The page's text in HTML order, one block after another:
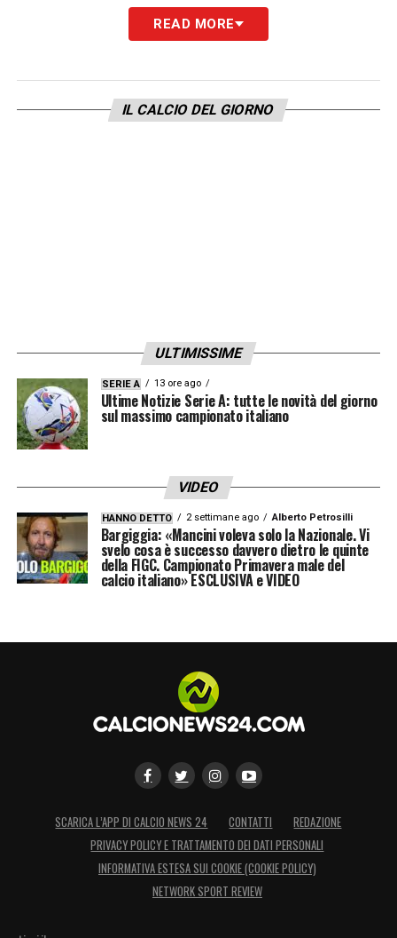
quando sei alla Juventus la percepisci in
ogni angolo della Continassa. Dobbiamo
riuscirci anche al Mondiale. Sicuramente
superare il girone è un obiettivo, poi si
READ MORE
IL CALCIO DEL GIORNO
ULTIMISSIME
SERIE A 13 ore ago
Ultime Notizie Serie A: tutte le novità del giorno
sul massimo campionato italiano
VIDEO
HANNO DETTO 2 settimane ago Alberto Petrosilli
Bargiggia: «Mancini voleva solo la Nazionale. Vi
svelo cosa è successo davvero dietro le quinte
della FIGC. Campionato Primavera male del
calcio italiano» ESCLUSIVA e VIDEO
SCARICA L’APP DI CALCIO NEWS 24 CONTATTI
REDAZIONE
PRIVACY POLICY E TRATTAMENTO DEI DATI PERSONALI
INFORMATIVA ESTESA SUI COOKIE (COOKIE POLICY)
NETWORK SPORT REVIEW